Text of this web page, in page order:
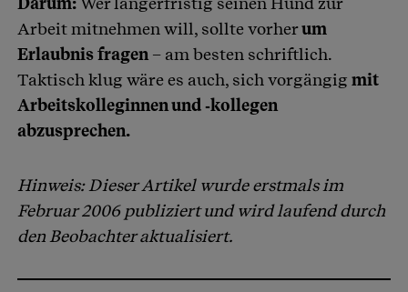
Arbeit mitnehmen will, sollte vorherum
Erlaubnis fragen – am besten schriftlich.
Taktisch klug wäre es auch, sich vorgängig mit
Arbeitskolleginnen und ‑kollegen
abzusprechen.
Hinweis: Dieser Artikel wurde erstmals im
Februar 2006 publiziert und wird laufend durch
den Beobachter aktualisiert.